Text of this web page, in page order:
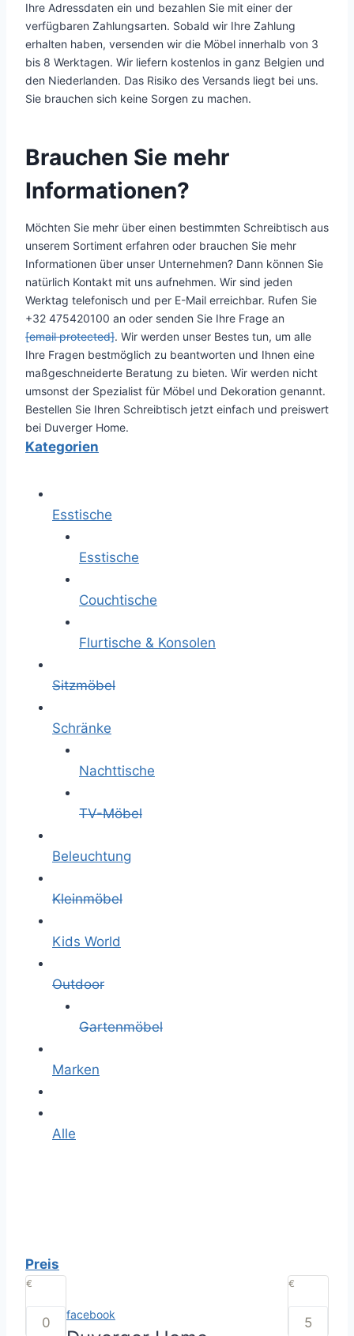
Ihre Adressdaten ein und bezahlen Sie mit einer der
verfügbaren Zahlungsarten. Sobald wir Ihre Zahlung
erhalten haben, versenden wir die Möbel innerhalb von 3
bis 8 Werktagen. Wir liefern kostenlos in ganz Belgien und
den Niederlanden. Das Risiko des Versands liegt bei uns.
Sie brauchen sich keine Sorgen zu machen.
Brauchen Sie mehr
Informationen?
Möchten Sie mehr über einen bestimmten Schreibtisch aus
unserem Sortiment erfahren oder brauchen Sie mehr
Informationen über unser Unternehmen? Dann können Sie
natürlich Kontakt mit uns aufnehmen. Wir sind jeden
Werktag telefonisch und per E-Mail erreichbar. Rufen Sie
+32 475420100 an oder senden Sie Ihre Frage an
[email protected]. Wir werden unser Bestes tun, um alle
Ihre Fragen bestmöglich zu beantworten und Ihnen eine
maßgeschneiderte Beratung zu bieten. Wir werden nicht
umsonst der Spezialist für Möbel und Dekoration genannt.
Bestellen Sie Ihren Schreibtisch jetzt einfach und preiswert
bei Duverger Home.
Kategorien
Esstische
Esstische
Couchtische
Flurtische & Konsolen
Sitzmöbel
Schränke
Nachttische
TV-Möbel
Beleuchtung
Kleinmöbel
Kids World
Outdoor
Gartenmöbel
Marken
Alle
Preis
€ €
facebook